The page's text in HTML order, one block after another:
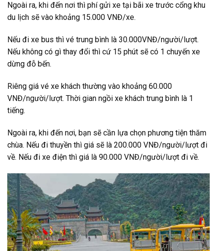
Ngoài ra, khi đến nơi thì phí gửi xe tại bãi xe trước cổng khu
du lịch sẽ vào khoảng 15.000 VNĐ/xe.
Nếu đi xe bus thì vé trung bình là 30.000VNĐ/người/lượt.
Nếu không có gì thay đổi thì cứ 15 phút sẽ có 1 chuyến xe
dừng đỗ bến.
Riêng giá vé xe khách thường vào khoảng 60.000
VNĐ/người/lượt. Thời gian ngồi xe khách trung bình là 1
tiếng.
Ngoài ra, khi đến nơi, bạn sẽ cần lựa chọn phương tiện thăm
chùa. Nếu đi thuyền thì giá sẽ là 200.000 VNĐ/người/lượt đi
về. Nếu đi xe điện thì giá là 90.000 VNĐ/người/lượt đi về.